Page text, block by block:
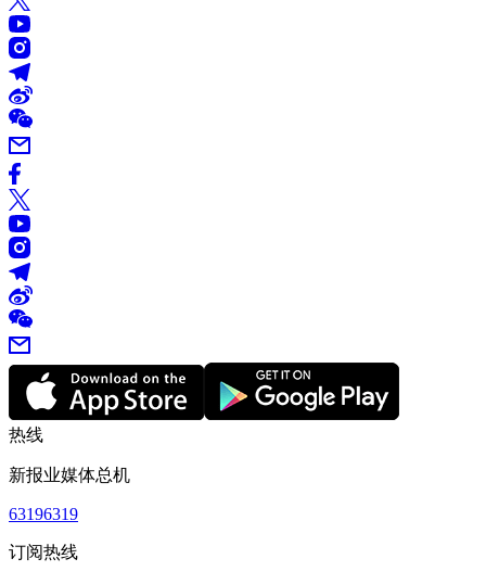
热线
新报业媒体总机
63196319
订阅热线